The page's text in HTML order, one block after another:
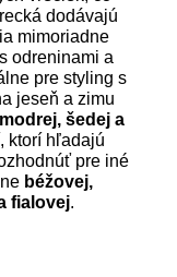
dodávajú
mimoriadne
odreninami a
pre styling s
jeseň a zimu
modrej, šedej a
ktorí hľadajú
pre iné
béžovej,
fialovej.